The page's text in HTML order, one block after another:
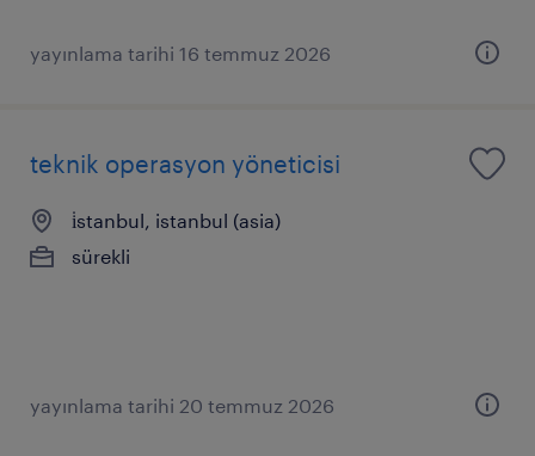
yayınlama tarihi 16 temmuz 2026
teknik operasyon yöneticisi
i̇stanbul, istanbul (asia)
sürekli
yayınlama tarihi 20 temmuz 2026